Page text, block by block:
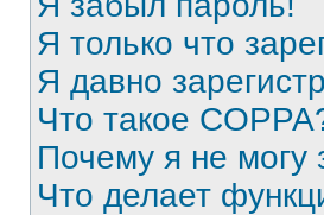
Я только что
Я давно
Что такое
Почему я не могу
Что делает